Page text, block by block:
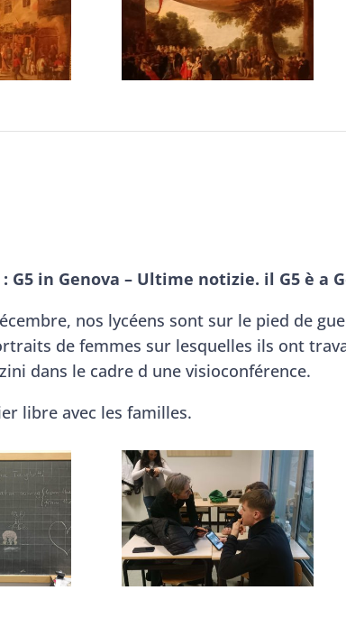
G5 in Genova – Ultime notizie. il G5 è a
nos lycéens sont sur le pied de
de femmes sur lesquelles ils ont
dans le cadre d une visioconférence.
libre avec les familles.